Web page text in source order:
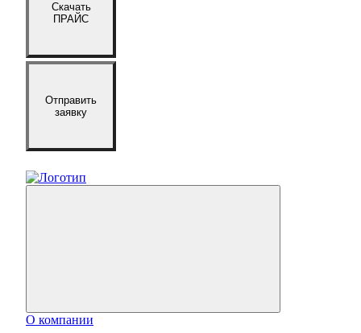
Скачать
ПРАЙС
Отправить
заявку
О компании